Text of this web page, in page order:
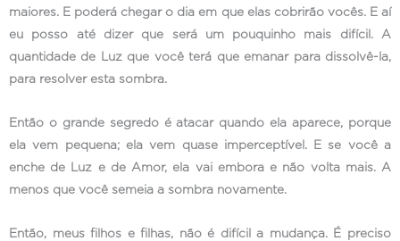
maiores. E poderá chegar o dia em que elas cobrirão vocês. E aí
eu posso até dizer que será um pouquinho mais difícil. A
quantidade de Luz que você terá que emanar para dissolvê-la,
para resolver esta sombra.
Então o grande segredo é atacar quando ela aparece, porque
ela vem pequena; ela vem quase imperceptível. E se você a
enche de Luz e de Amor, ela vai embora e não volta mais. A
menos que você semeia a sombra novamente.
Então, meus filhos e filhas, não é difícil a mudança. É preciso